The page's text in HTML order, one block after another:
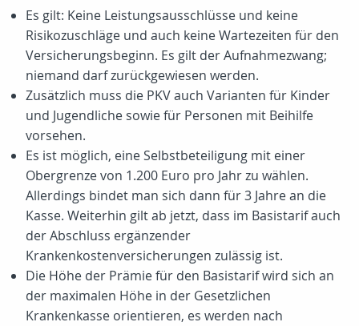
Es gilt: Keine Leistungsausschlüsse und keine
Risikozuschläge und auch keine Wartezeiten für den
Versicherungsbeginn. Es gilt der Aufnahmezwang;
niemand darf zurückgewiesen werden.
Zusätzlich muss die PKV auch Varianten für Kinder
und Jugendliche sowie für Personen mit Beihilfe
vorsehen.
Es ist möglich, eine Selbstbeteiligung mit einer
Obergrenze von 1.200 Euro pro Jahr zu wählen.
Allerdings bindet man sich dann für 3 Jahre an die
Kasse. Weiterhin gilt ab jetzt, dass im Basistarif auch
der Abschluss ergänzender
Krankenkostenversicherungen zulässig ist.
Die Höhe der Prämie für den Basistarif wird sich an
der maximalen Höhe in der Gesetzlichen
Krankenkasse orientieren, es werden nach